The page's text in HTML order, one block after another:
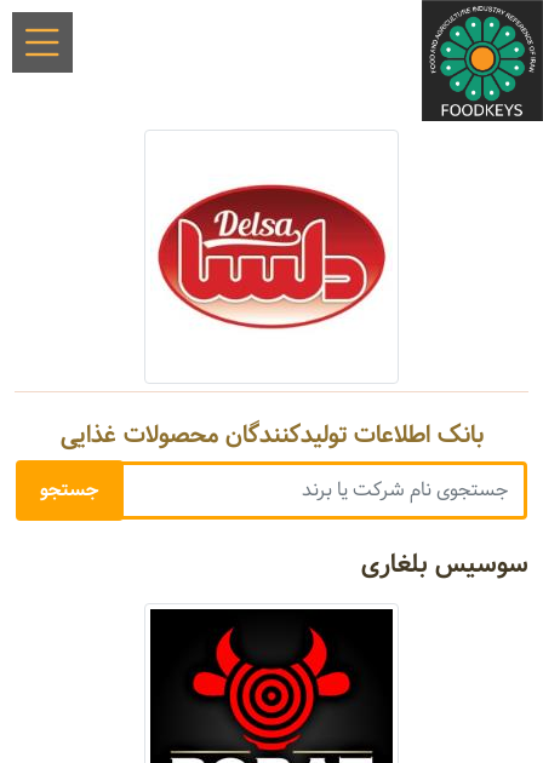
بانک اطلاعات تولیدکنندگان محصولات غذایی
سوسیس بلغاری